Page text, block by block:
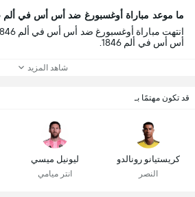
ما موعد مباراة أوغسبورغ ضد أس أس في ألم 1846؟
أس أس في ألم 1846.
شاهد المزيد
قد تكون مهتمًا بـ
كريستيانو رونالدو
النصر
ليونيل ميسي
انتر ميامي